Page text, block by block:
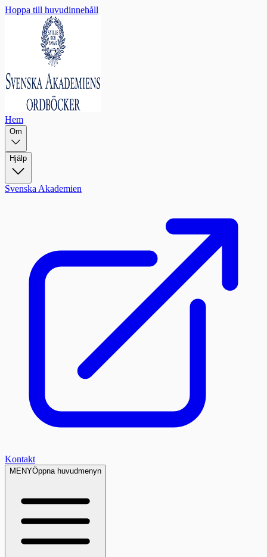
Hoppa till huvudinnehåll
Hem
Om
Hjälp
Svenska Akademien
Kontakt
MENYÖppna huvudmenyn